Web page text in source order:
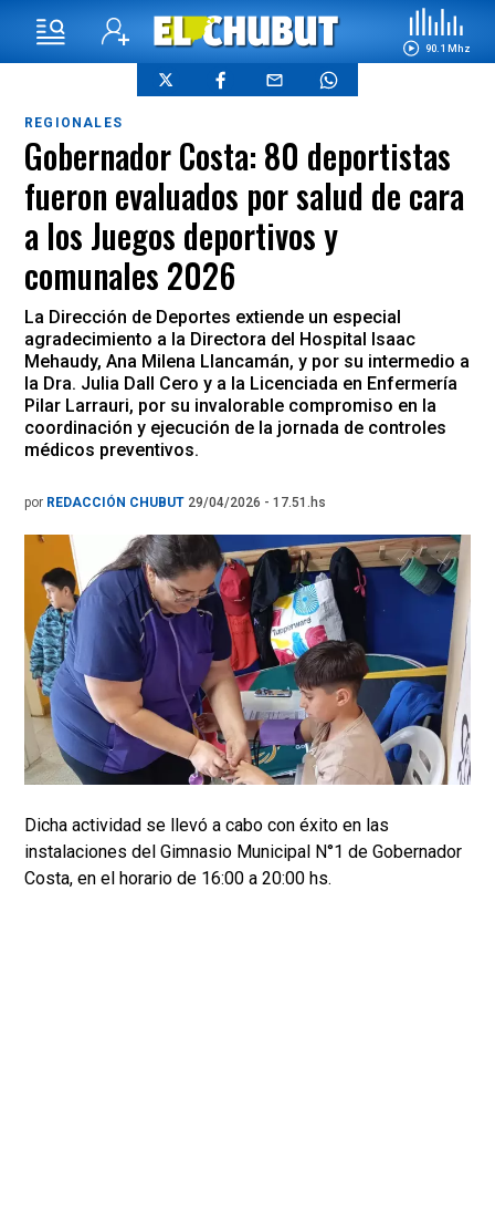
90.1 Mhz
REGIONALES
Gobernador Costa: 80 deportistas
fueron evaluados por salud de cara
a los Juegos deportivos y
comunales 2026
La Dirección de Deportes extiende un especial
agradecimiento a la Directora del Hospital Isaac
Mehaudy, Ana Milena Llancamán, y por su intermedio a
la Dra. Julia Dall Cero y a la Licenciada en Enfermería
Pilar Larrauri, por su invalorable compromiso en la
coordinación y ejecución de la jornada de controles
médicos preventivos.
por REDACCIÓN CHUBUT 29/04/2026 - 17.51.hs
Dicha actividad se llevó a cabo con éxito en las
instalaciones del Gimnasio Municipal N°1 de Gobernador
Costa, en el horario de 16:00 a 20:00 hs.